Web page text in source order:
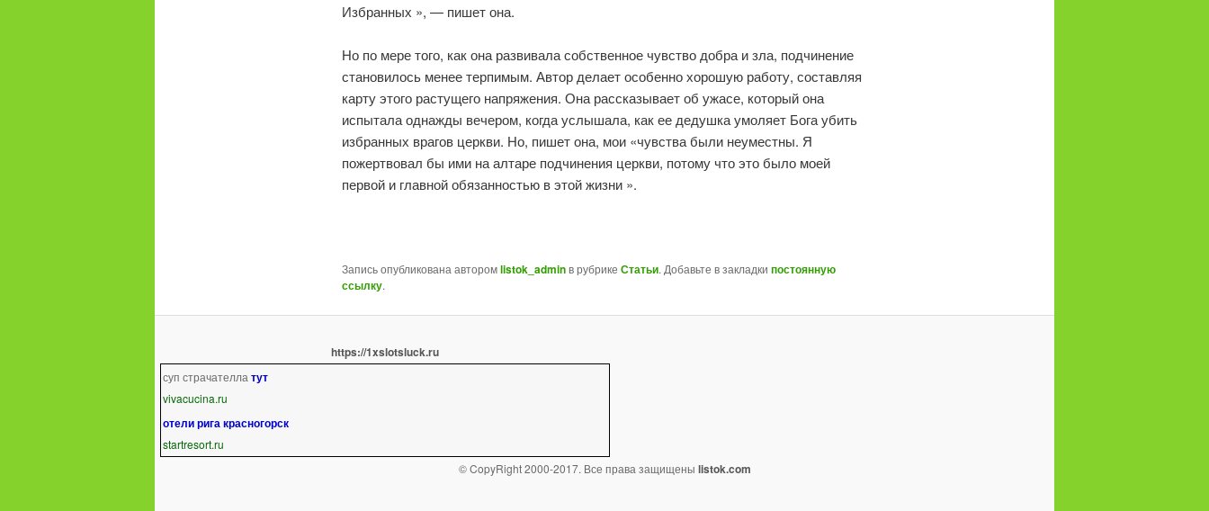
Избранных », — пишет она.
Но по мере того, как она развивала собственное чувство добра и зла, подчинение
становилось менее терпимым. Автор делает особенно хорошую работу, составляя
карту этого растущего напряжения. Она рассказывает об ужасе, который она
испытала однажды вечером, когда услышала, как ее дедушка умоляет Бога убить
избранных врагов церкви. Но, пишет она, мои «чувства были неуместны. Я
пожертвовал бы ими на алтаре подчинения церкви, потому что это было моей
первой и главной обязанностью в этой жизни ».
Запись опубликована авторомlistok_adminв рубрике Статьи. Добавьте в закладки постоянную
ссылку.
https://1xslotsluck.ru
суп страчателла тут
vivacucina.ru
отели рига красногорск
startresort.ru
© CopyRight 2000-2017. Все права защищены listok.com